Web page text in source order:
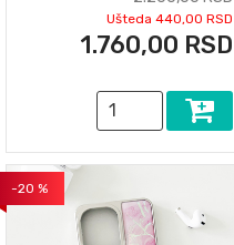
Ušteda 440,00 RSD
1.760,00 RSD
-20 %